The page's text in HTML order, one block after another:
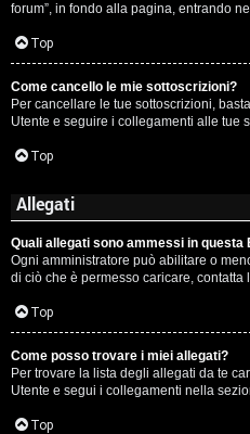
forum”, in fondo alla pagina, entrando
Top
Come cancello le mie sottoscrizioni?
Per cancellare le tue sottoscrizioni,
Utente e seguire i collegamenti alle tue
Top
Allegati
Quali allegati sono ammessi in questa
Ogni amministratore può abilitare o
di ciò che è permesso caricare, contatta
Top
Come posso trovare i miei allegati?
Per trovare la lista degli allegati da te
Utente e segui i collegamenti nella
Top